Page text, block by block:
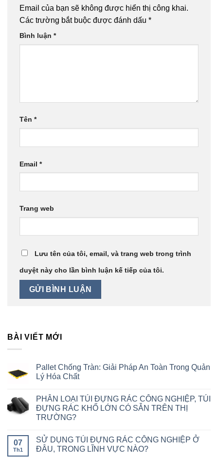
Email của bạn sẽ không được hiển thị công khai.
Các trường bắt buộc được đánh dấu *
Bình luận *
Tên *
Email *
Trang web
Lưu tên của tôi, email, và trang web trong trình
duyệt này cho lần bình luận kế tiếp của tôi.
BÀI VIẾT MỚI
Pallet Chống Tràn: Giải Pháp An Toàn Trong Quản
Lý Hóa Chất
PHÂN LOẠI TÚI ĐỰNG RÁC CÔNG NGHIỆP, TÚI
ĐỰNG RÁC KHỔ LỚN CÓ SẴN TRÊN THỊ
TRƯỜNG?
07
Th1
SỬ DỤNG TÚI ĐỰNG RÁC CÔNG NGHIỆP Ở
ĐÂU, TRONG LĨNH VỰC NÀO?